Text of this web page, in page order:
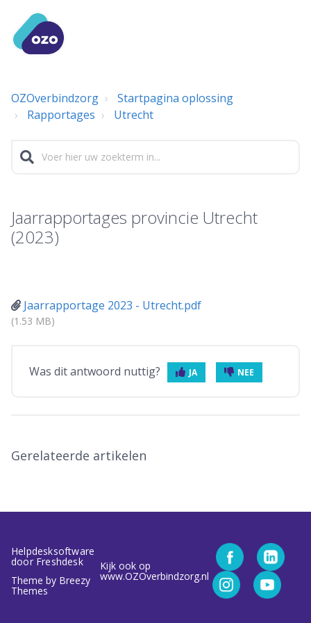
OZOverbindzorg
Startpagina oplossing
Rapportages
Utrecht
Jaarrapportages provincie Utrecht
(2023)
Jaarrapportage 2023 - Utrecht.pdf
(1.53 MB)
Was dit antwoord nuttig? JA NEE
Gerelateerde artikelen
Helpdesksoftware
door Freshdesk
Theme by Breezy
Themes
Kijk ook op
www.OZOverbindzorg.nl